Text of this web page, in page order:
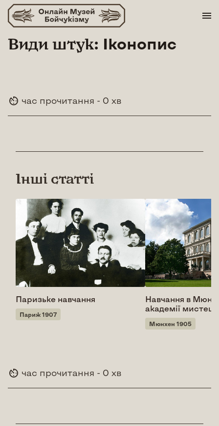
Skip
content
Види штук: Іконопис
час прочитання - 0 хв
Інші статті
Паризьке навчання
Париж 1907
Навчання в
академії
Мюнхен 1905
час прочитання - 0 хв